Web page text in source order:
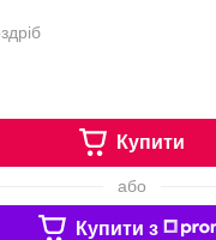
Купити
або
Купити з